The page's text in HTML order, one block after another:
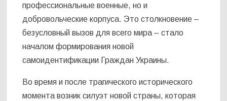
профессиональные военные, но и
добровольческие корпуса. Это столкновение –
безусловный вызов для всего мира – стало
началом формирования новой
самоидентификации Граждан Украины.
Во время и после трагического исторического
момента возник силуэт новой страны, которая